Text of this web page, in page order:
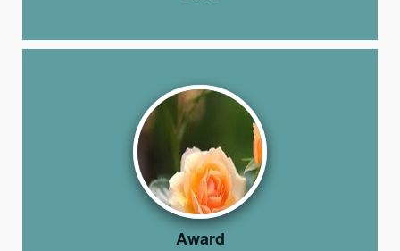
Award